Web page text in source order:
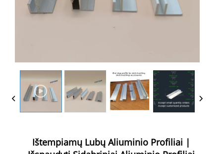
Ištempiamų Lubų Aliuminio Profiliai |